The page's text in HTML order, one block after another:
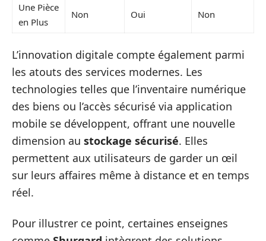
Une Pièce
en Plus
Non Oui Non
L’innovation digitale compte également parmi
les atouts des services modernes. Les
technologies telles que l’inventaire numérique
des biens ou l’accès sécurisé via application
mobile se développent, offrant une nouvelle
dimension au stockage sécurisé. Elles
permettent aux utilisateurs de garder un œil
sur leurs affaires même à distance et en temps
réel.
Pour illustrer ce point, certaines enseignes